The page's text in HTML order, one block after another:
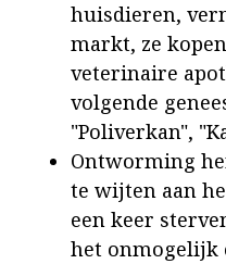
huisdieren,
markt, ze
veterinaire
volgende
"Poliverkan",
Ontworming
te wijten aan
een keer
het onmogelijk